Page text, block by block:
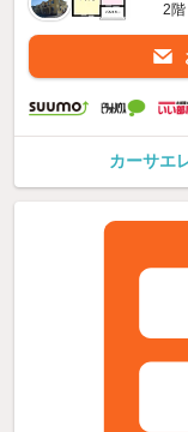
2階
カーサエ